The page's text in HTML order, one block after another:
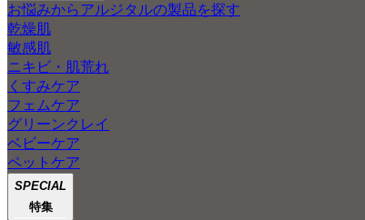
お悩みからアルジタルの製品を探す
乾燥肌
敏感肌
ニキビ・肌荒れ
くすみケア
フェムケア
グリーンクレイ
ベビーケア
ペットケア
SPECIAL
特集